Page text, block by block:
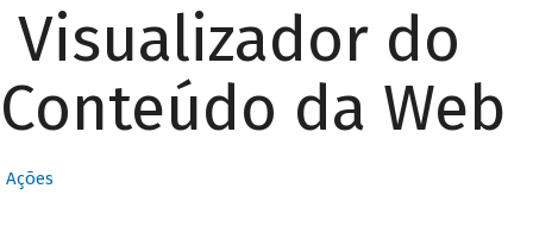
Visualizador do
Conteúdo da Web
Ações